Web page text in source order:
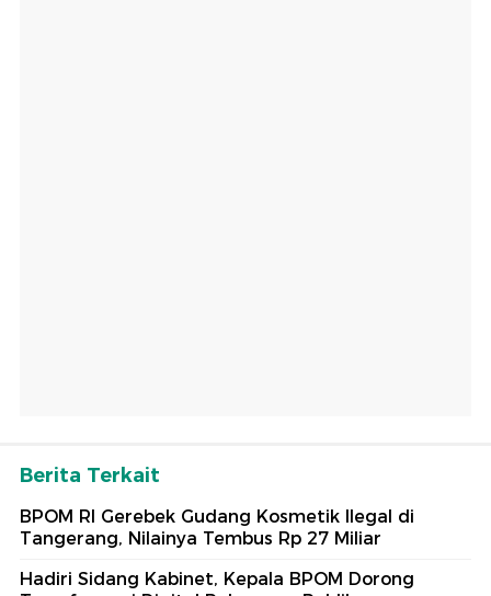
Berita Terkait
BPOM RI Gerebek Gudang Kosmetik Ilegal di
Tangerang, Nilainya Tembus Rp 27 Miliar
Hadiri Sidang Kabinet, Kepala BPOM Dorong